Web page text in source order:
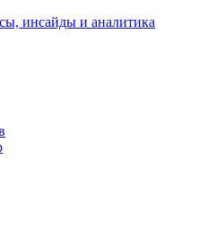
инсайды и аналитика